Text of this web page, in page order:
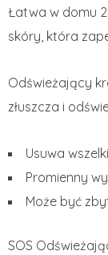
Łatwa w domu
skóry, która
Odświeżający
złuszcza i
Usuwa
Promienny
Może być
SOS